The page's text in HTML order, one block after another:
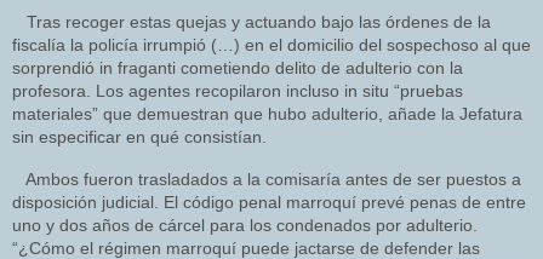
Tras recoger estas quejas y actuando bajo las órdenes de la
fiscalía la policía irrumpió (…) en el domicilio del sospechoso al que
sorprendió in fraganti cometiendo delito de adulterio con la
profesora. Los agentes recopilaron incluso in situ “pruebas
materiales” que demuestran que hubo adulterio, añade la Jefatura
sin especificar en qué consistían.
Ambos fueron trasladados a la comisaría antes de ser puestos a
disposición judicial. El código penal marroquí prevé penas de entre
uno y dos años de cárcel para los condenados por adulterio.
“¿Cómo el régimen marroquí puede jactarse de defender las